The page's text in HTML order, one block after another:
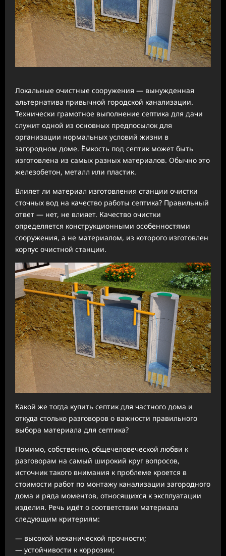
Локальные очистные сооружения — вынужденная
альтернатива привычной городской канализации.
Технически грамотное выполнение септика для дачи
служит одной из основных предпосылок для
организации нормальных условий жизни в
загородном доме. Ёмкость под септик может быть
изготовлена из самых разных материалов. Обычно это
железобетон, металл или пластик.
Влияет ли материал изготовления станции очистки
сточных вод на качество работы септика? Правильный
ответ — нет, не влияет. Качество очистки
определяется конструкционными особенностями
сооружения, а не материалом, из которого изготовлен
корпус очистной станции.
Какой же тогда купить септик для частного дома‌‌ и
откуда столько разговоров о важности правильного
выбора материала для септика?
Помимо, собственно, общечеловеческой любви к
разговорам на самый широкий круг вопросов,
источник такого внимания к проблеме кроется в
стоимости работ по монтажу канализации загородного
дома и ряда моментов, относящихся к эксплуатации
изделия. Речь идёт о соответствии материала
следующим критериям:
— высокой механической прочности;
— устойчивости к коррозии;